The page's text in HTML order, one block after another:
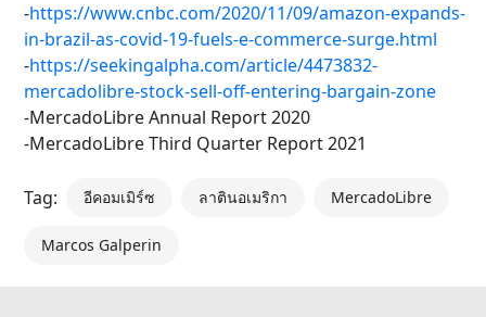
-https://www.cnbc.com/2020/11/09/amazon-expands-
in-brazil-as-covid-19-fuels-e-commerce-surge.html
-https://seekingalpha.com/article/4473832-
mercadolibre-stock-sell-off-entering-bargain-zone
-MercadoLibre Annual Report 2020
-MercadoLibre Third Quarter Report 2021
Tag: อีคอมเมิร์ซ ลาตินอเมริกา MercadoLibre
Marcos Galperin